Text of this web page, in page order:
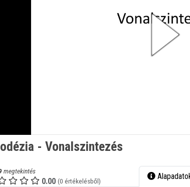
- Vonalszintezés
megtekintés
0.00 (0 értékelésből)